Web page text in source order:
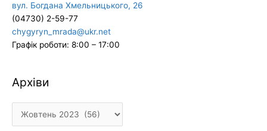
вул. Богдана Хмельницького, 26
(04730) 2-59-77
chygyryn_mrada@ukr.net
Графік роботи: 8:00 – 17:00
Архіви
Архіви